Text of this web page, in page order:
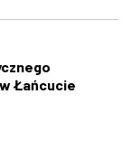
Łańcucie